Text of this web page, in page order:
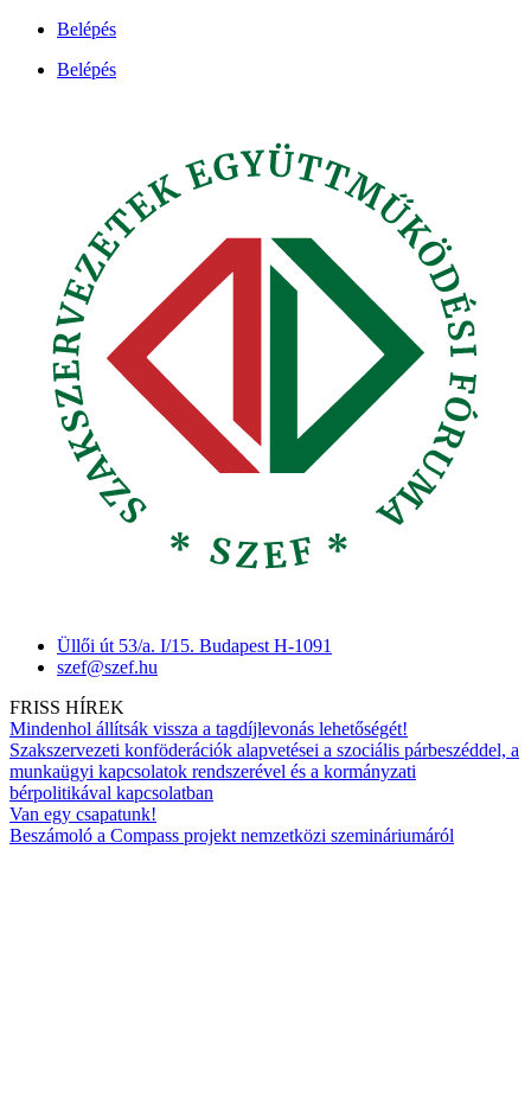
Ugrás
tartalomhoz
Belépés
Belépés
Üllői út 53/a. I/15. Budapest H-1091
szef@szef.hu
FRISS HÍREK
Mindenhol állítsák vissza a tagdíjlevonás lehetőségét!
Szakszervezeti konföderációk alapvetései a szociális párbeszéddel, a
munkaügyi kapcsolatok rendszerével és a kormányzati
bérpolitikával kapcsolatban
Van egy csapatunk!
Beszámoló a Compass projekt nemzetközi szemináriumáról